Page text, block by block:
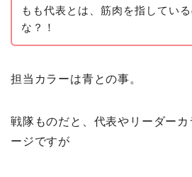
もも代表とは、筋肉を指してい
な？！
担当カラーは青との事。
戦隊ものだと、代表やリーダーカ
ージですが